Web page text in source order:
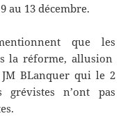
au 13 décembre.
que les
la réforme, allusion
BLanquer qui le 2
grévistes n’ont pas